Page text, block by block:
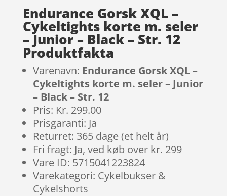
Endurance Gorsk XQL –
Cykeltights korte m. seler
– Junior – Black – Str. 12
Produktfakta
Varenavn: Endurance Gorsk XQL –
Cykeltights korte m. seler – Junior
– Black – Str. 12
Pris: Kr. 299.00
Prisgaranti: Ja
Returret: 365 dage (et helt år)
Fri fragt: Ja, ved køb over kr. 299
Vare ID: 5715041223824
Varekategori: Cykelbukser &
Cykelshorts